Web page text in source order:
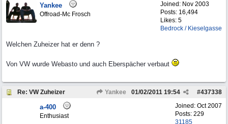
Joined: Nov 2003
Posts: 16,494
Likes: 5
Bedrock / Kieselgasse
Yankee
Offroad-Mc Frosch
Welchen Zuheizer hat er denn ?
Von VW wurde Webasto und auch Eberspächer verbaut
Re: VW Zuheizer Yankee #437338
01/02/2011 19:54
Joined: Oct 2007
Posts: 229
31185
a-400
Enthusiast